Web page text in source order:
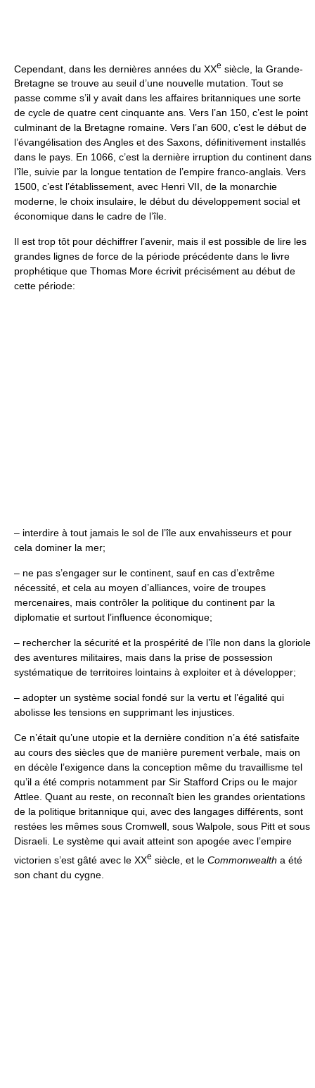
Cependant, dans les dernières années du XXe siècle, la Grande-
Bretagne se trouve au seuil d’une nouvelle mutation. Tout se
passe comme s’il y avait dans les affaires britanniques une sorte
de cycle de quatre cent cinquante ans. Vers l’an 150, c’est le point
culminant de la Bretagne romaine. Vers l’an 600, c’est le début de
l’évangélisation des Angles et des Saxons, définitivement installés
dans le pays. En 1066, c’est la dernière irruption du continent dans
l’île, suivie par la longue tentation de l’empire franco-anglais. Vers
1500, c’est l’établissement, avec Henri VII, de la monarchie
moderne, le choix insulaire, le début du développement social et
économique dans le cadre de l’île.
Il est trop tôt pour déchiffrer l’avenir, mais il est possible de lire les
grandes lignes de force de la période précédente dans le livre
prophétique que Thomas More écrivit précisément au début de
cette période:
– interdire à tout jamais le sol de l’île aux envahisseurs et pour
cela dominer la mer;
– ne pas s’engager sur le continent, sauf en cas d’extrême
nécessité, et cela au moyen d’alliances, voire de troupes
mercenaires, mais contrôler la politique du continent par la
diplomatie et surtout l’influence économique;
– rechercher la sécurité et la prospérité de l’île non dans la gloriole
des aventures militaires, mais dans la prise de possession
systématique de territoires lointains à exploiter et à développer;
– adopter un système social fondé sur la vertu et l’égalité qui
abolisse les tensions en supprimant les injustices.
Ce n’était qu’une utopie et la dernière condition n’a été satisfaite
au cours des siècles que de manière purement verbale, mais on
en décèle l’exigence dans la conception même du travaillisme tel
qu’il a été compris notamment par Sir Stafford Crips ou le major
Attlee. Quant au reste, on reconnaît bien les grandes orientations
de la politique britannique qui, avec des langages différents, sont
restées les mêmes sous Cromwell, sous Walpole, sous Pitt et sous
Disraeli. Le système qui avait atteint son apogée avec l’empire
victorien s’est gâté avec le XXe siècle, et le Commonwealth a été
son chant du cygne.